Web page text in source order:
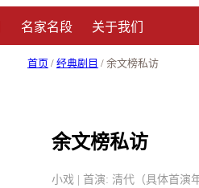
名家名段 关于我们
首页 / 经典剧目 / 余文榜私访
余文榜私访
小戏 | 首演: 清代（具体首演